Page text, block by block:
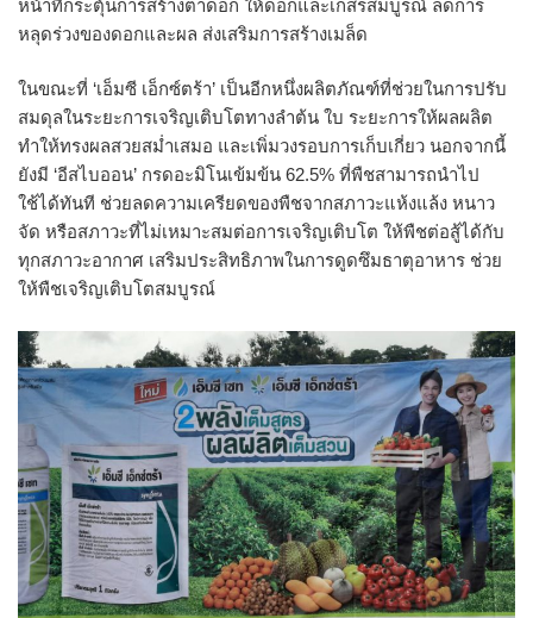
หน้าที่กระตุ้นการสร้างตาดอก ให้ดอกและเกสรสมบูรณ์ ลดการ
หลุดร่วงของดอกและผล ส่งเสริมการสร้างเมล็ด
ในขณะที่ ‘เอ็มซี เอ็กซ์ตร้า’ เป็นอีกหนึ่งผลิตภัณฑ์ที่ช่วยในการปรับ
สมดุลในระยะการเจริญเติบโตทางลำต้น ใบ ระยะการให้ผลผลิต
ทำให้ทรงผลสวยสม่ำเสมอ และเพิ่มวงรอบการเก็บเกี่ยว นอกจากนี้
ยังมี ‘อีสไบออน’ กรดอะมิโนเข้มข้น 62.5% ที่พืชสามารถนำไป
ใช้ได้ทันที ช่วยลดความเครียดของพืชจากสภาวะแห้งแล้ง หนาว
จัด หรือสภาวะที่ไม่เหมาะสมต่อการเจริญเติบโต ให้พืชต่อสู้ได้กับ
ทุกสภาวะอากาศ เสริมประสิทธิภาพในการดูดซึมธาตุอาหาร ช่วย
ให้พืชเจริญเติบโตสมบูรณ์